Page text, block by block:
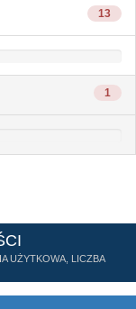
13
1
UŻYTKOWA, LICZBA